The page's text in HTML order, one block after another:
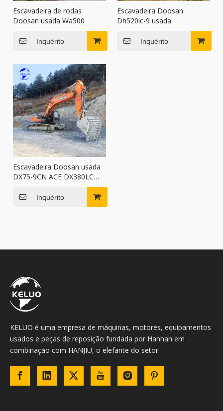
Escavadeira de rodas
Doosan usada Wa500
Inquérito
Escavadeira Doosan
Dh520lc-9 usada
Inquérito
Escavadeira Doosan usada
DX75-9CN ACE DX380LC
desempenho
Inquérito
KELUO é uma empresa de máquinas, motores, equipamentos
usados ​​e peças de reposição fundada por Hanhan em
combinação com HANJIU, o elefante do setor.